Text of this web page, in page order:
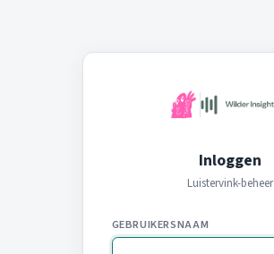
Inloggen
Luistervink-beheer
GEBRUIKERSNAAM